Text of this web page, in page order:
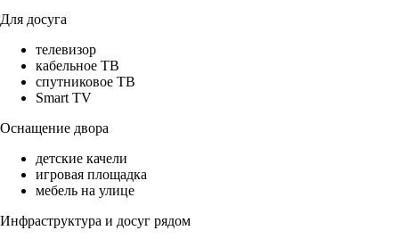
Для досуга
телевизор
кабельное ТВ
спутниковое ТВ
Smart TV
Оснащение двора
детские качели
игровая площадка
мебель на улице
Инфраструктура и досуг рядом